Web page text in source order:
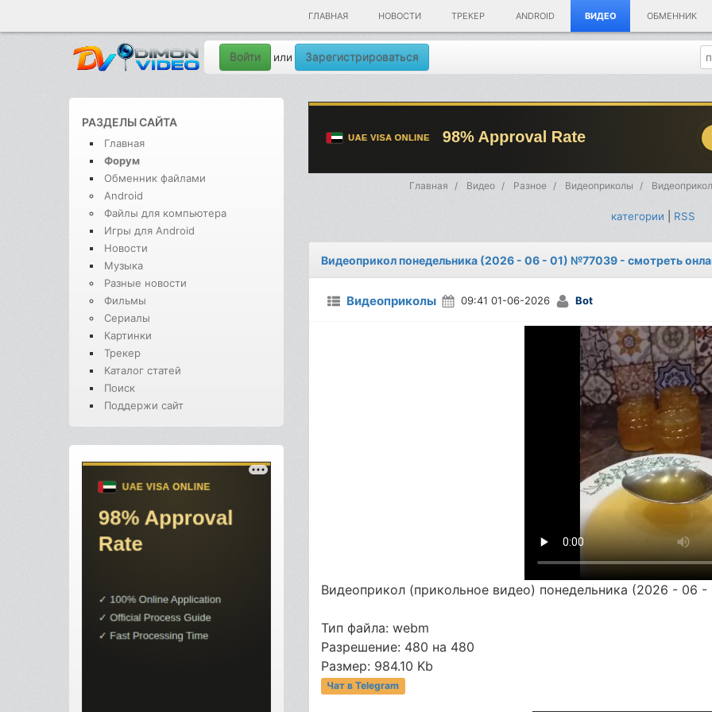
ГЛАВНАЯ НОВОСТИ ТРЕКЕР ANDROID ВИДЕО ОБМЕННИК
Войти или Зарегистрироваться
РАЗДЕЛЫ САЙТА
Главная
Форум
Обменник файлами
Android
Файлы для компьютера
Игры для Android
Новости
Музыка
Разные новости
Фильмы
Сериалы
Картинки
Трекер
Каталог статей
Поиск
Поддержи сайт
Главная Видео Разное Видеоприколы
категории RSS
Видеоприкол понедельника (2026 - 06 - 01) №77039 - смотреть
Видеоприколы 09:41 01-06-2026 Bot
Видеоприкол (прикольное видео) понедельника (2026 - 06 -
Тип файла: webm
Разрешение: 480 на 480
Размер: 984.10 Kb
Чат в Telegram